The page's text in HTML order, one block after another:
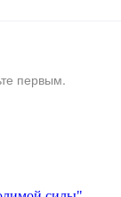
первым.